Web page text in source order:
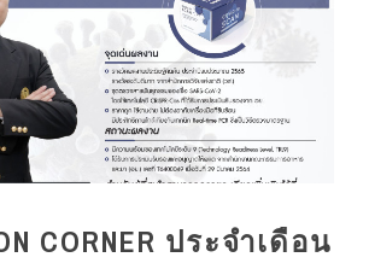
CORNER ประจำเดือน